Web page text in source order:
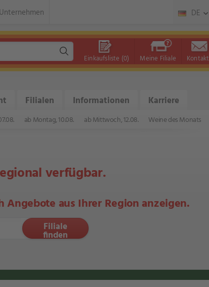
Unternehmen DE
Einkaufsliste (0) Meine Filiale Kontakt
ab Montag, 10.08. ab Mittwoch, 12.08. Weine des Monats
Filialen Informationen Karriere
verfügbar.
Angebote aus Ihrer Region anzeigen.